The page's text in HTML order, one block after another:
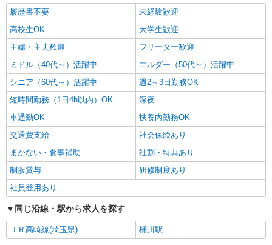
履歴書不要
未経験歓迎
高校生OK
大学生歓迎
主婦・主夫歓迎
フリーター歓迎
ミドル（40代～）活躍中
エルダー（50代～）活躍中
シニア（60代～）活躍中
週2～3日勤務OK
短時間勤務（1日4h以内）OK
深夜
車通勤OK
扶養内勤務OK
交通費支給
社会保険あり
まかない・食事補助
社割・特典あり
制服貸与
研修制度あり
社員登用あり
同じ沿線・駅から求人を探す
ＪＲ高崎線(埼玉県) 桶川駅